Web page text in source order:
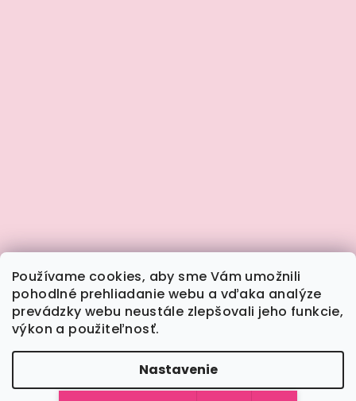
Používame cookies, aby sme Vám umožnili
pohodlné prehliadanie webu a vďaka analýze
prevádzky webu neustále zlepšovali jeho funkcie,
výkon a použiteľnosť.
Nastavenie
Sledovať na Instagrame
Copyright 2026Calimera.sk. Všetky práva